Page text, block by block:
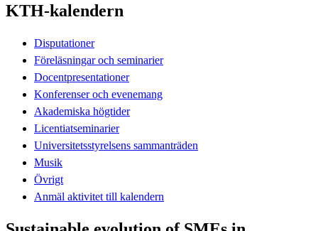
KTH-kalendern
Disputationer
Föreläsningar och seminarier
Docentpresentationer
Konferenser och evenemang
Akademiska högtider
Licentiatseminarier
Universitetsstyrelsens sammanträden
Musik
Övrigt
Anmäl aktivitet till kalendern